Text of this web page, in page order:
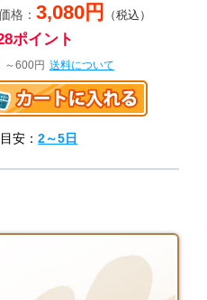
格： 3,080円 （税込）
ポイント
～600円 送料について
安：2～5日